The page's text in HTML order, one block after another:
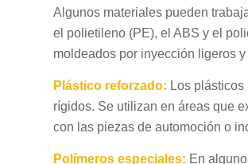
Algunos materiales pueden
el polietileno (PE), el ABS y el
moldeados por inyección ligeros y
Plástico reforzado: Los
rígidos. Se utilizan en áreas que
con las piezas de automoción o
Polímeros especiales: En